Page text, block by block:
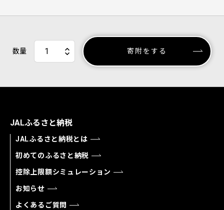
数量 寄附をする
JALふるさと納税
JALふるさと納税とは
初めてのふるさと納税
控除上限額シミュレーション
お知らせ
よくあるご質問